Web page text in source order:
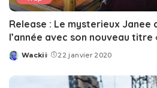
Release : Le mysterieux Janee
l’année avec son nouveau titre
Posted
Wackii 22 janvier 2020